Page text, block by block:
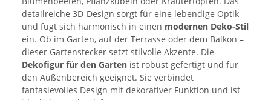
detailreiche 3D-Design sorgt für eine lebendige Optik
und fügt sich harmonisch in einen modernen Deko-Stil
ein. Ob im Garten, auf der Terrasse oder dem Balkon –
dieser Gartenstecker setzt stilvolle Akzente. Die
Dekofigur für den Garten ist robust gefertigt und für
den Außenbereich geeignet. Sie verbindet
fantasievolles Design mit dekorativer Funktion und ist